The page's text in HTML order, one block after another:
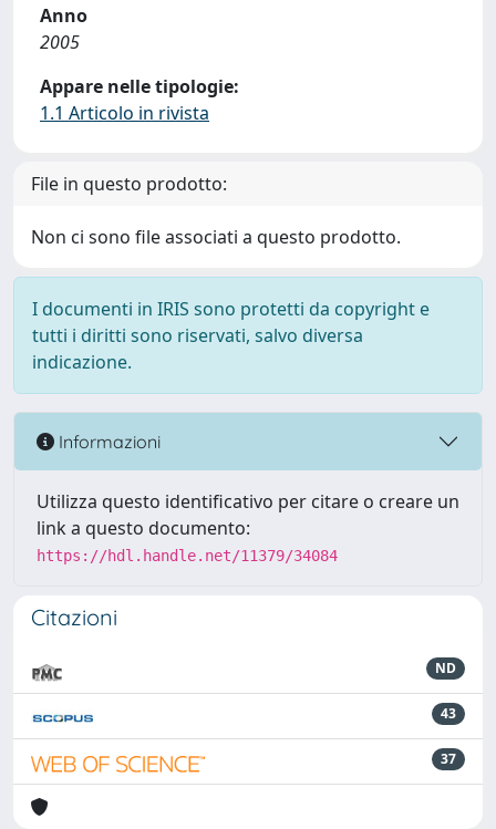
Anno
2005
Appare nelle tipologie:
1.1 Articolo in rivista
File in questo prodotto:
Non ci sono file associati a questo prodotto.
I documenti in IRIS sono protetti da copyright e
tutti i diritti sono riservati, salvo diversa
indicazione.
Informazioni
Utilizza questo identificativo per citare o creare un
link a questo documento:
https://hdl.handle.net/11379/34084
Citazioni
ND
43
37